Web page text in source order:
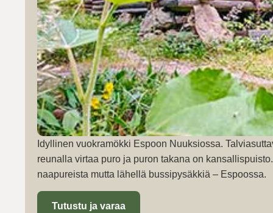
Idyllinen vuokramökki Espoon Nuuksiossa.
reunalla virtaa puro ja puron takana on
naapureista mutta lähellä bussipysäkkiä – Espoossa.
Tutustu ja varaa